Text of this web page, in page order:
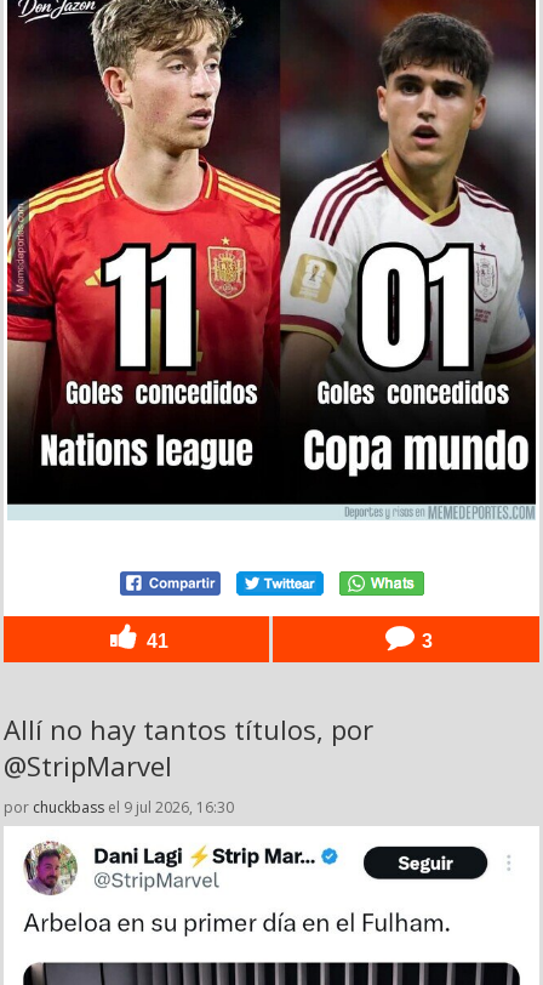
41 3
Allí no hay tantos títulos, por
@StripMarvel
por chuckbass el 9 jul 2026, 16:30